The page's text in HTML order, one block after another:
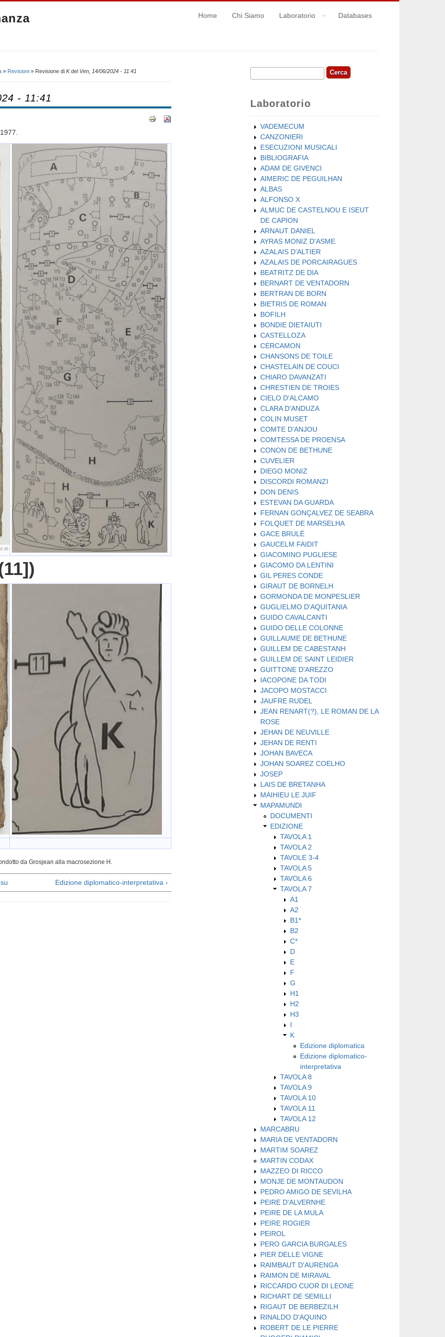
Home Chi Siamo Laboratorio Databases
» Revisioni » Revisione di Kdel Ven, 14/06/2024 - 11:41
- 11:41
da Grosjean alla macrosezione H.
su Edizione diplomatico-interpretativa ›
Form di ricerca
Cerca
Laboratorio
VADEMECUM
CANZONIERI
ESECUZIONI MUSICALI
BIBLIOGRAFIA
ADAM DE GIVENCI
AIMERIC DE PEGUILHAN
ALBAS
ALFONSO X
ALMUC DE CASTELNOU E ISEUT
DE CAPION
ARNAUT DANIEL
AYRAS MONIZ D'ASME
AZALAIS D'ALTIER
AZALAIS DE PORCAIRAGUES
BEATRITZ DE DIA
BERNART DE VENTADORN
BERTRAN DE BORN
BIETRIS DE ROMAN
BOFILH
BONDIE DIETAIUTI
CASTELLOZA
CERCAMON
CHANSONS DE TOILE
CHASTELAIN DE COUCI
CHIARO DAVANZATI
CHRESTIEN DE TROIES
CIELO D'ALCAMO
CLARA D'ANDUZA
COLIN MUSET
COMTE D'ANJOU
COMTESSA DE PROENSA
CONON DE BETHUNE
CUVELIER
DIEGO MONIZ
DISCORDI ROMANZI
DON DENIS
ESTEVAN DA GUARDA
FERNAN GONÇALVEZ DE SEABRA
FOLQUET DE MARSELHA
GACE BRULÉ
GAUCELM FAIDIT
GIACOMINO PUGLIESE
GIACOMO DA LENTINI
GIL PERES CONDE
GIRAUT DE BORNELH
GORMONDA DE MONPESLIER
GUGLIELMO D'AQUITANIA
GUIDO CAVALCANTI
GUIDO DELLE COLONNE
GUILLAUME DE BETHUNE
GUILLEM DE CABESTANH
GUILLEM DE SAINT LEIDIER
GUITTONE D'AREZZO
IACOPONE DA TODI
JACOPO MOSTACCI
JAUFRE RUDEL
JEAN RENART(?), LE ROMAN DE LA
ROSE
JEHAN DE NEUVILLE
JEHAN DE RENTI
JOHAN BAVECA
JOHAN SOAREZ COELHO
JOSEP
LAIS DE BRETANHA
MAIHIEU LE JUIF
MAPAMUNDI
DOCUMENTI
EDIZIONE
TAVOLA 1
TAVOLA 2
TAVOLE 3-4
TAVOLA 5
TAVOLA 6
TAVOLA 7
A1
A2
B1*
B2
C*
D
E
F
G
H1
H2
H3
I
K
Edizione diplomatica
Edizione diplomatico-
interpretativa
TAVOLA 8
TAVOLA 9
TAVOLA 10
TAVOLA 11
TAVOLA 12
MARCABRU
MARIA DE VENTADORN
MARTIM SOAREZ
MARTIN CODAX
MAZZEO DI RICCO
MONJE DE MONTAUDON
PEDRO AMIGO DE SEVILHA
PEIRE D'ALVERNHE
PEIRE DE LA MULA
PEIRE ROGIER
PEIROL
PERO GARCIA BURGALES
PIER DELLE VIGNE
RAIMBAUT D'AURENGA
RAIMON DE MIRAVAL
RICCARDO CUOR DI LEONE
RICHART DE SEMILLI
RIGAUT DE BERBEZILH
RINALDO D'AQUINO
ROBERT DE LE PIERRE